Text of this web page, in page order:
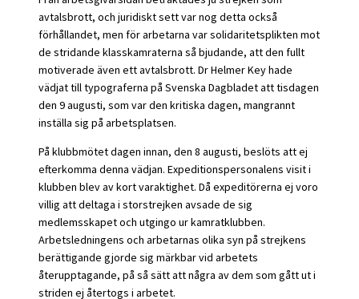
avtalsbrott, och juridiskt sett var nog detta också
förhållandet, men för arbetarna var solidaritetsplikten mot
de stridande klasskamraterna så bjudande, att den fullt
motiverade även ett avtalsbrott. Dr Helmer Key hade
vädjat till typograferna på Svenska Dagbladet att tisdagen
den 9 augusti, som var den kritiska dagen, mangrannt
inställa sig på arbetsplatsen.
På klubbmötet dagen innan, den 8 augusti, beslöts att ej
efterkomma denna vädjan. Expeditionspersonalens visit i
klubben blev av kort varaktighet. Då expeditörerna ej voro
villig att deltaga i storstrejken avsade de sig
medlemsskapet och utgingo ur kamratklubben.
Arbetsledningens och arbetarnas olika syn på strejkens
berättigande gjorde sig märkbar vid arbetets
återupptagande, på så sätt att några av dem som gått ut i
striden ej återtogs i arbetet.